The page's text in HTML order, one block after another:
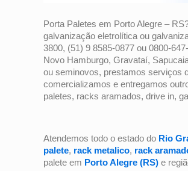
Porta Paletes em Porto Alegre –
galvanização eletrolítica ou
3800, (51) 9 8585-0877 ou 0800-
Novo Hamburgo, Gravataí,
ou seminovos, prestamos serviços
comercializamos e entregamos
paletes, racks aramados, drive in,
Atendemos todo o estado do Rio
palete, rack metalico, rack
palete em Porto Alegre (RS) e